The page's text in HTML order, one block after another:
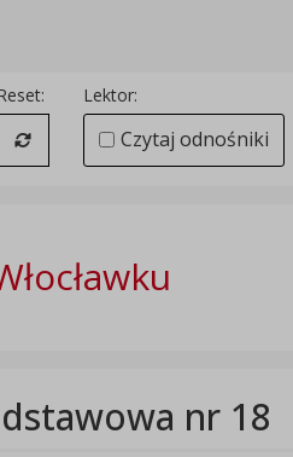
literami
i margines między paragrafami
Przywróć ustawienia domyślne
Lektor:
Czytaj odnośniki
nr 18